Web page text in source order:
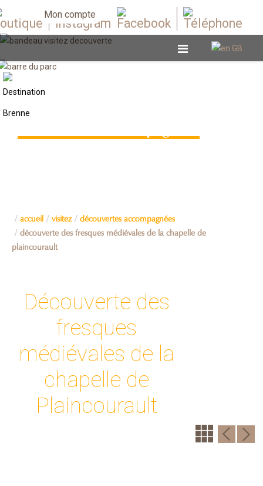
Mon compte
accueil visitez découvertes accompagnées
découverte des fresques médiévales de la chapelle de
plaincourault
Découverte des
fresques
médiévales de la
chapelle de
Plaincourault